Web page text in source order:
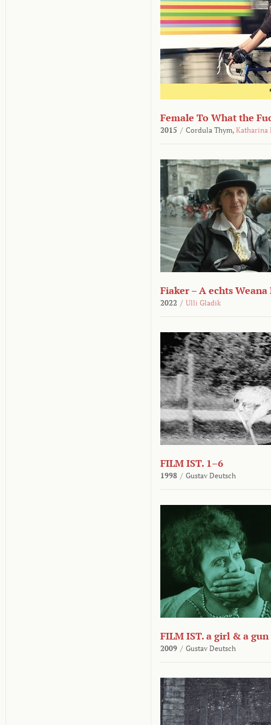
Female To What the
2015 / Cordula Thym, Katharina
Fiaker – A echts
2022 / Ulli Gladik
FILM IST. 1–6
1998 / Gustav Deutsch
FILM IST. a girl & a gun
2009 / Gustav Deutsch